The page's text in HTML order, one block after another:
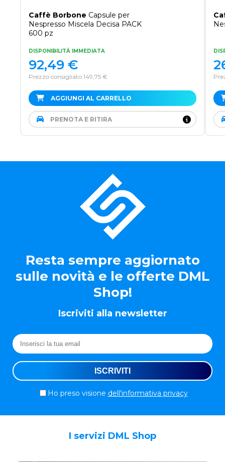
Caffè Borbone Capsule per
Nespresso Miscela Decisa PACK
600 pz
DISPONIBILITÀ IMMEDIATA
Prezzo consigliato 149,75 €
92,49 €
AGGIUNGI AL CARRELLO
PRENOTA E RITIRA
Resta sempre aggiornato
sulle novità e le offerte DML
Shop!
Iscriviti alla newsletter
Ho preso visione dell'informativa privacy
I servizi DML Shop